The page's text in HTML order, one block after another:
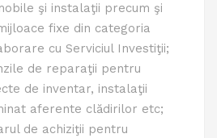
şi instalaţii precum şi
fixe din categoria
cu Serviciul Investiţii;
de reparaţii pentru
de inventar, instalaţii
aferente clădirilor etc;
de achiziţii pentru